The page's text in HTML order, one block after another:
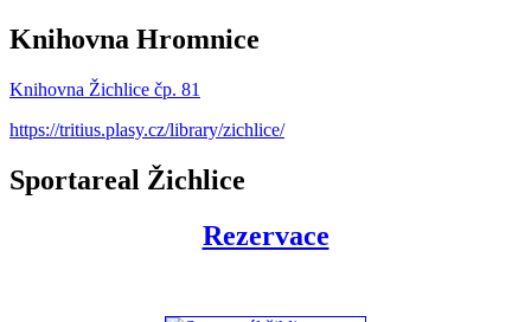
Knihovna Hromnice
Knihovna Žichlice čp. 81
https://tritius.plasy.cz/library/zichlice/
Sportareal Žichlice
Rezervace